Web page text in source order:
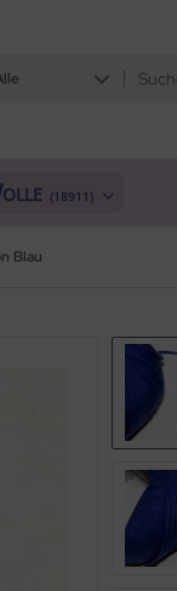
(18911)
Blau